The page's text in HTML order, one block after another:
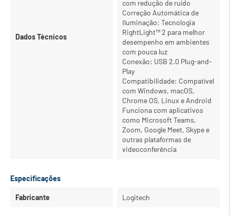
Dados Técnicos
com redução de ruído
Correção Automática de
Iluminação: Tecnologia
RightLight™ 2 para melhor
desempenho em ambientes
com pouca luz
Conexão: USB 2.0 Plug-and-
Play
Compatibilidade: Compatível
com Windows, macOS,
Chrome OS, Linux e Android
Funciona com aplicativos
como Microsoft Teams,
Zoom, Google Meet, Skype e
outras plataformas de
videoconferência
Especificações
Fabricante Logitech